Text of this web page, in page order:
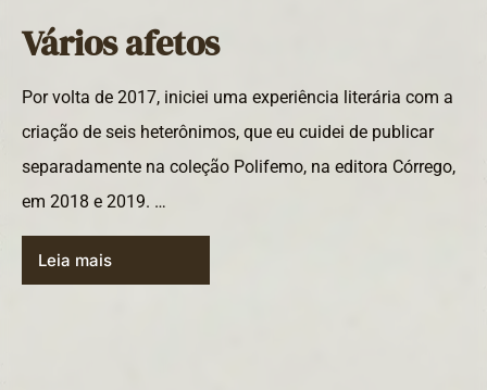
Vários afetos
Por volta de 2017, iniciei uma experiência literária com a
criação de seis heterônimos, que eu cuidei de publicar
separadamente na coleção Polifemo, na editora Córrego,
em 2018 e 2019. …
Leia mais